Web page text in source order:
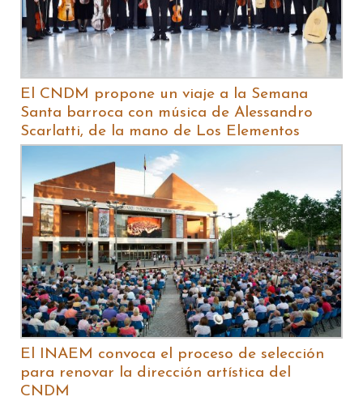
El CNDM propone un viaje a la Semana
Santa barroca con música de Alessandro
Scarlatti, de la mano de Los Elementos
El INAEM convoca el proceso de selección
para renovar la dirección artística del
CNDM